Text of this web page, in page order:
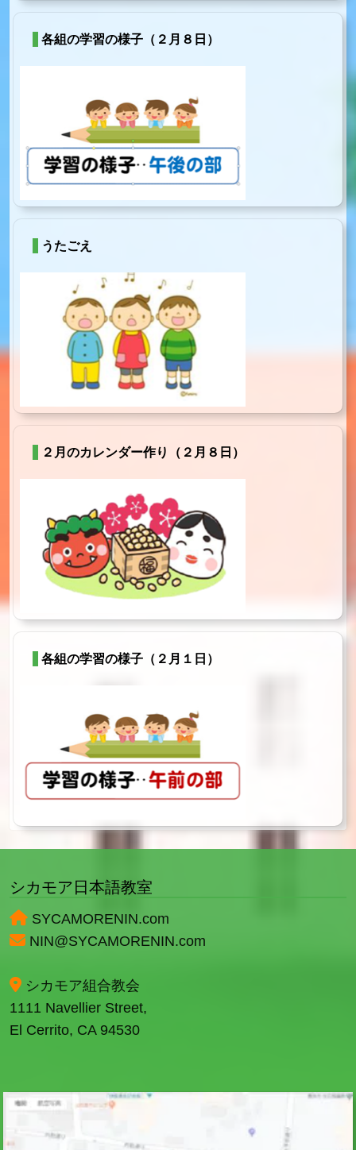
各組の学習の様子（２月８日）
うたごえ
２月のカレンダー作り（２月８日）
各組の学習の様子（２月１日）
シカモア日本語教室
SYCAMORENIN.com
NIN@SYCAMORENIN.com
シカモア組合教会
1111 Navellier Street,
El Cerrito, CA 94530